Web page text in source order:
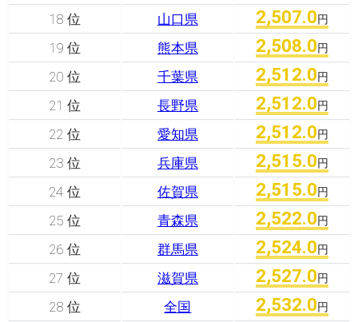
18 位 山口県 2,507.0円
19 位 熊本県 2,508.0円
20 位 千葉県 2,512.0円
21 位 長野県 2,512.0円
22 位 愛知県 2,512.0円
23 位 兵庫県 2,515.0円
24 位 佐賀県 2,515.0円
25 位 青森県 2,522.0円
26 位 群馬県 2,524.0円
27 位 滋賀県 2,527.0円
28 位 全国 2,532.0円